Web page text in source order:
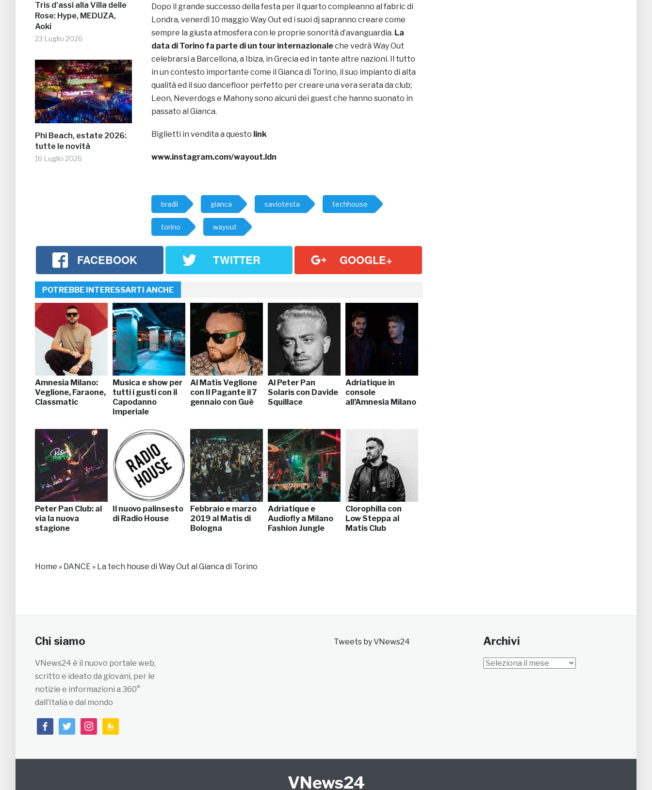
Tris d’assi alla Villa delle
Rose: Hype, MEDUZA,
Aoki
23 Luglio 2026
Phi Beach, estate 2026:
tutte le novità
16 Luglio 2026
Dopo il grande successo della festa per il quarto compleanno al fabric di
Londra, venerdì 10 maggio Way Out ed i suoi dj sapranno creare come
sempre la giusta atmosfera con le proprie sonorità d’avanguardia. La
data di Torino fa parte di un tour internazionaleche vedrà Way Out
celebrarsi a Barcellona, a Ibiza, in Grecia ed in tante altre nazioni. Il tutto
in un contesto importante come il Gianca di Torino, il suo impianto di alta
qualità ed il suo dancefloor perfetto per creare una vera serata da club;
Leon, Neverdogs e Mahony sono alcuni dei guest che hanno suonato in
passato al Gianca.
Biglietti in vendita a questo link
www.instagram.com/wayout.ldn
bradii gianca saviotesta techhouse
torino wayout
FACEBOOK TWITTER GOOGLE+
POTREBBE INTERESSARTI ANCHE
Amnesia Milano:
Veglione, Faraone,
Classmatic
Musica e show per
tutti i gusti con il
Capodanno
Imperiale
Al Matis Veglione
con Il Pagante il 7
gennaio con Guè
Al Peter Pan
Solaris con Davide
Squillace
Adriatique in
console
all’Amnesia Milano
Peter Pan Club: al
via la nuova
stagione
Il nuovo palinsesto
di Radio House
Febbraio e marzo
2019 al Matis di
Bologna
Adriatique e
Audiofly a Milano
Fashion Jungle
Clorophilla con
Low Steppa al
Matis Club
Home » DANCE » La tech house di Way Out al Gianca di Torino
Chi siamo
VNews24 è il nuovo portale web,
scritto e ideato da giovani, per le
notizie e informazioni a 360°
dall’Italia e dal mondo
facebooktwitterinstagramfeedburner
Tweets by VNews24 Archivi
Archivi
VNews24